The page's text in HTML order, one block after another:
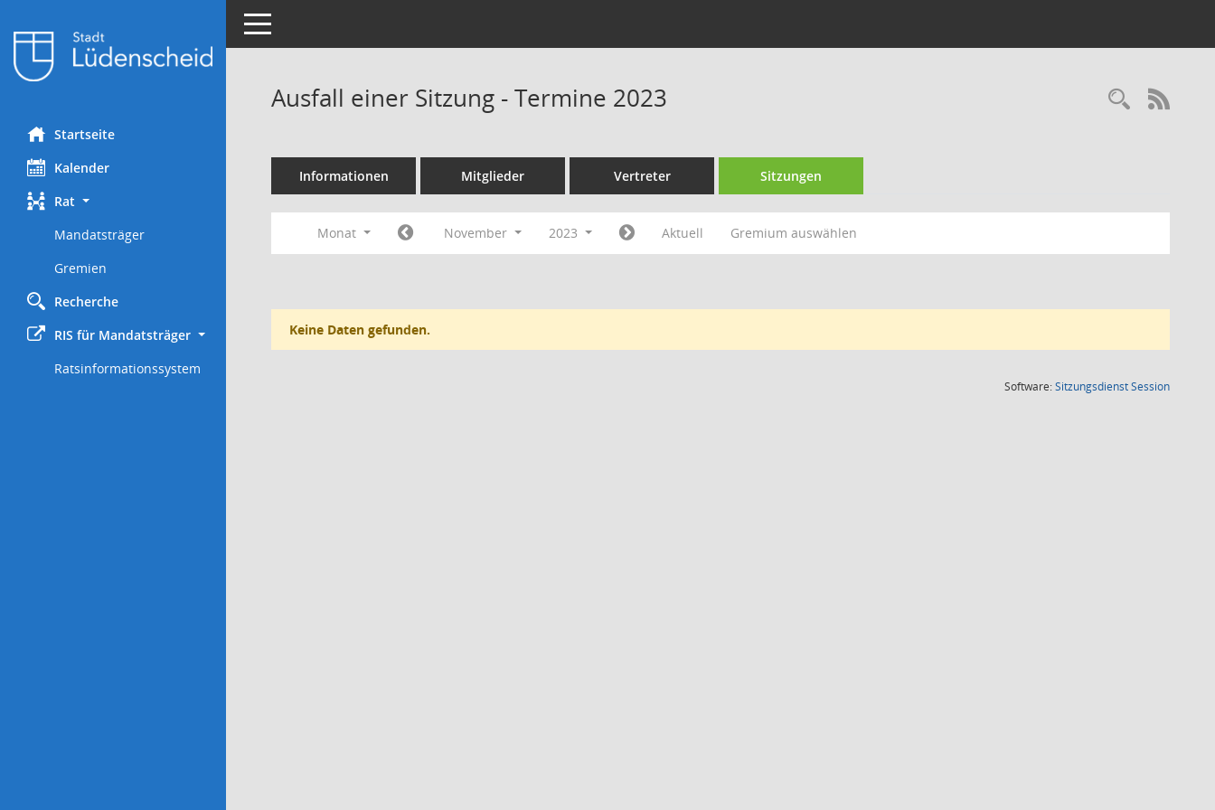
Startseite
Kalender
Rat
Mandatsträger
Gremien
Recherche
RIS für Mandatsträger
Ratsinformationssystem
Toggle navigation
Ausfall einer Sitzung - Termine 2023
Informationen Mitglieder Vertreter Sitzungen
Monat November 2023 Aktuell Gremium auswählen
Keine Daten gefunden.
Software:SitzungsdienstSession(Wird in